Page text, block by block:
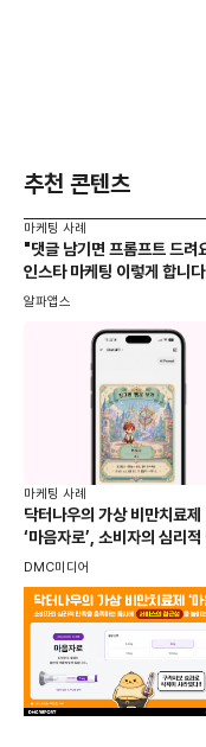
추천 콘텐츠
마케팅 사례
"댓글 남기면 프롬프트 드려
인스타 마케팅 이렇게 합니다
알파앱스
마케팅 사례
닥터나우의 가상 비만치료제
‘마음자로’, 소비자의 심리적
충족하는 동시에 서비스의
DMC미디어